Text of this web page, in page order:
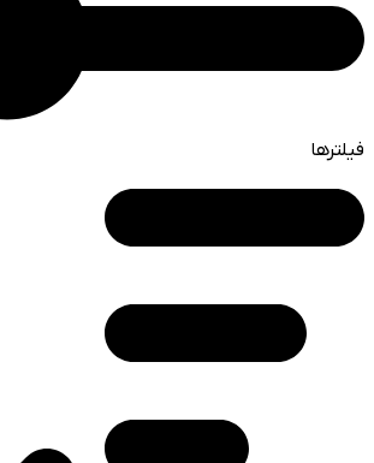
فیلترها